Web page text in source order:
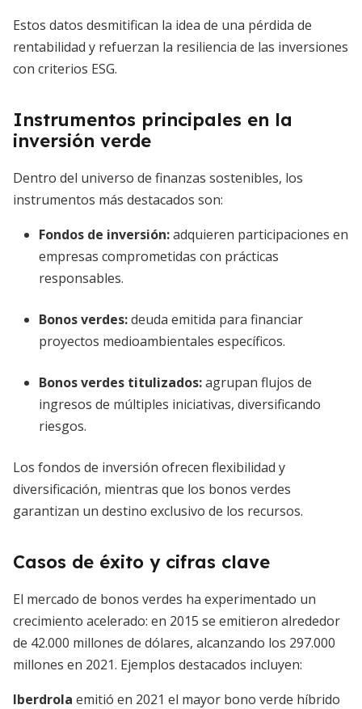
Estos datos desmitifican la idea de una pérdida de
rentabilidad y refuerzan la resiliencia de las inversiones
con criterios ESG.
Instrumentos principales en la
inversión verde
Dentro del universo de finanzas sostenibles, los
instrumentos más destacados son:
Fondos de inversión:adquieren participaciones en
empresas comprometidas con prácticas
responsables.
Bonos verdes:deuda emitida para financiar
proyectos medioambientales específicos.
Bonos verdes titulizados:agrupan flujos de
ingresos de múltiples iniciativas, diversificando
riesgos.
Los fondos de inversión ofrecen flexibilidad y
diversificación, mientras que los bonos verdes
garantizan un destino exclusivo de los recursos.
Casos de éxito y cifras clave
El mercado de bonos verdes ha experimentado un
crecimiento acelerado: en 2015 se emitieron alrededor
de 42.000 millones de dólares, alcanzando los 297.000
millones en 2021. Ejemplos destacados incluyen:
Iberdrola emitió en 2021 el mayor bono verde híbrido